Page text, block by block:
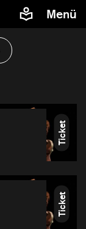
Menü
Ticket
Ticket